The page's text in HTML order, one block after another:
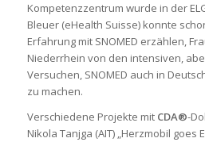
Kompetenzzentrum wurde in der
Bleuer (eHealth Suisse) konnte
Erfahrung mit SNOMED erzählen,
Niederrhein von den intensiven,
Versuchen, SNOMED auch in
zu machen.
Verschiedene Projekte mit CDA®-
Nikola Tanjga (AIT) „Herzmobil goes